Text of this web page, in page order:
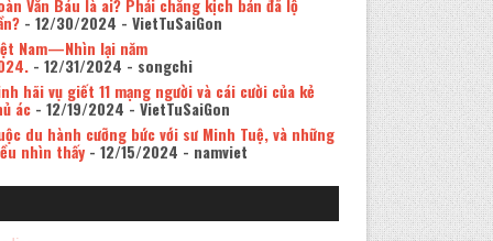
Văn Báu là ai? Phải chăng kịch bản đã lộ
- 12/30/2024 - VietTuSaiGon
Nam—Nhìn lại năm
- 12/31/2024 - songchi
hãi vụ giết 11 mạng người và cái cười của kẻ
ác- 12/19/2024 - VietTuSaiGon
du hành cưỡng bức với sư Minh Tuệ, và những
nhìn thấy- 12/15/2024 - namviet